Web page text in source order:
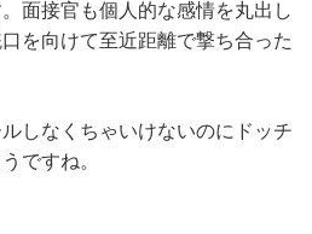
面接官も個人的な感情を丸出し
を向けて至近距離で撃ち合った
しなくちゃいけないのにドッチ
ですね。